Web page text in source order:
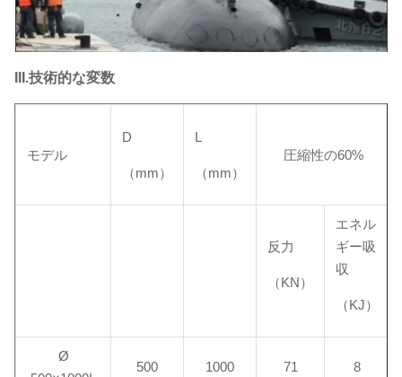
III.技術的な変数
モデル
D
（mm）
L
（mm）
圧縮性の60%
反力
（KN）
エネル
ギー吸
収
（KJ）
Ø
500 1000 71 8